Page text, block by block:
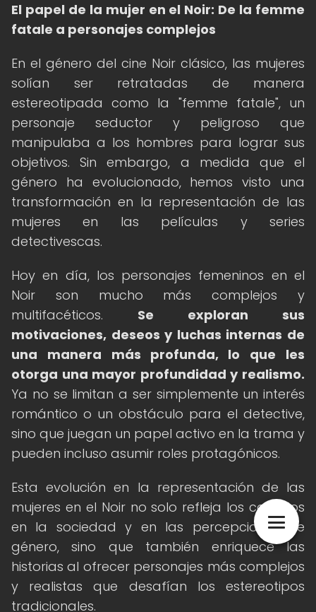
El papel de la mujer en el Noir: De la femme
fatale a personajes complejos
En el género del cine Noir clásico, las mujeres
solían ser retratadas de manera
estereotipada como la "femme fatale", un
personaje seductor y peligroso que
manipulaba a los hombres para lograr sus
objetivos. Sin embargo, a medida que el
género ha evolucionado, hemos visto una
transformación en la representación de las
mujeres en las películas y series
detectivescas.
Hoy en día, los personajes femeninos en el
Noir son mucho más complejos y
multifacéticos. Se exploran sus
motivaciones, deseos y luchas internas de
una manera más profunda, lo que les
otorga una mayor profundidad y realismo.
Ya no se limitan a ser simplemente un interés
romántico o un obstáculo para el detective,
sino que juegan un papel activo en la trama y
pueden incluso asumir roles protagónicos.
Esta evolución en la representación de las
mujeres en el Noir no solo refleja los cambios
en la sociedad y en las percepciones de
género, sino que también enriquece las
historias al ofrecer personajes más complejos
y realistas que desafían los estereotipos
tradicionales.